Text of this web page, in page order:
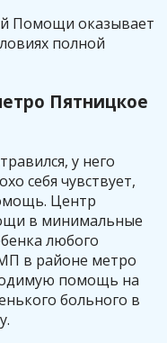
Помощи оказывает
полной
Пятницкое
у него
себя чувствует,
Центр
в минимальные
любого
в районе метро
помощь на
больного в